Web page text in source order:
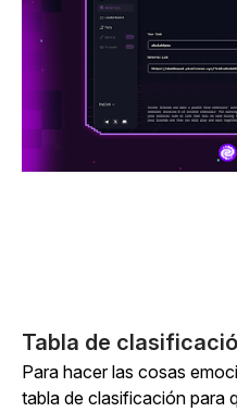
Tabla de
Para hacer las cosas
tabla de clasificación para